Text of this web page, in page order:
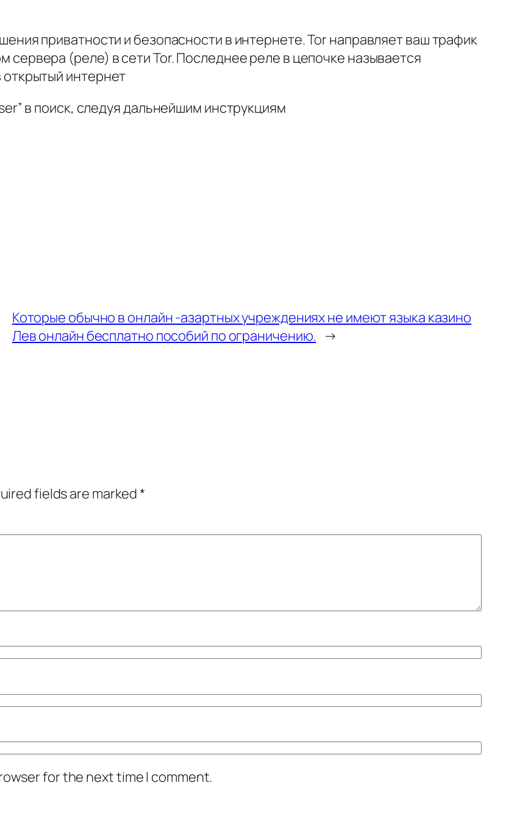
приватности и безопасности в интернете. Tor направляет ваш трафик
(реле) в сети Tor. Последнее реле в цепочке называется
интернет
в поиск, следуя дальнейшим инструкциям
Которые обычно в онлайн -азартных учреждениях не имеют языка казино
Лев онлайн бесплатно пособий по ограничению. →
fields are marked*
for the next time I comment.